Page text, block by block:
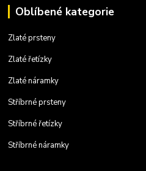
Oblíbené kategorie
Zlaté prsteny
Zlaté řetízky
Zlaté náramky
Stříbrné prsteny
Stříbrné řetízky
Stříbrné náramky